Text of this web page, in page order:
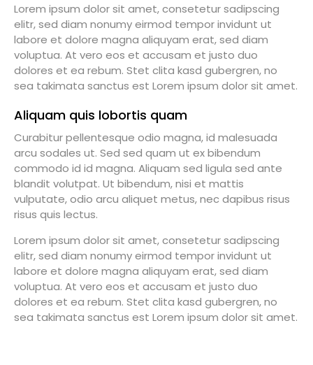
Lorem ipsum dolor sit amet, consetetur sadipscing
elitr, sed diam nonumy eirmod tempor invidunt ut
labore et dolore magna aliquyam erat, sed diam
voluptua. At vero eos et accusam et justo duo
dolores et ea rebum. Stet clita kasd gubergren, no
sea takimata sanctus est Lorem ipsum dolor sit amet.
Aliquam quis lobortis quam
Curabitur pellentesque odio magna, id malesuada
arcu sodales ut. Sed sed quam ut ex bibendum
commodo id id magna. Aliquam sed ligula sed ante
blandit volutpat. Ut bibendum, nisi et mattis
vulputate, odio arcu aliquet metus, nec dapibus risus
risus quis lectus.
Lorem ipsum dolor sit amet, consetetur sadipscing
elitr, sed diam nonumy eirmod tempor invidunt ut
labore et dolore magna aliquyam erat, sed diam
voluptua. At vero eos et accusam et justo duo
dolores et ea rebum. Stet clita kasd gubergren, no
sea takimata sanctus est Lorem ipsum dolor sit amet.